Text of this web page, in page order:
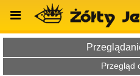
Przegląd